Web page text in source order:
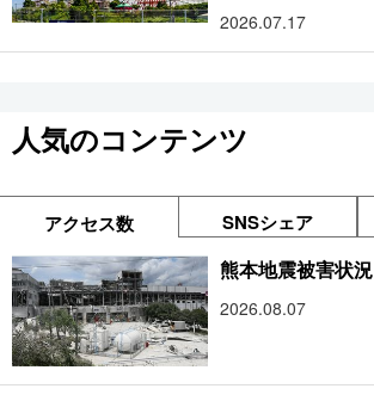
2026.07.17
人気のコンテンツ
アクセス数 SNSシェア
熊本地震被害状況
2026.08.07